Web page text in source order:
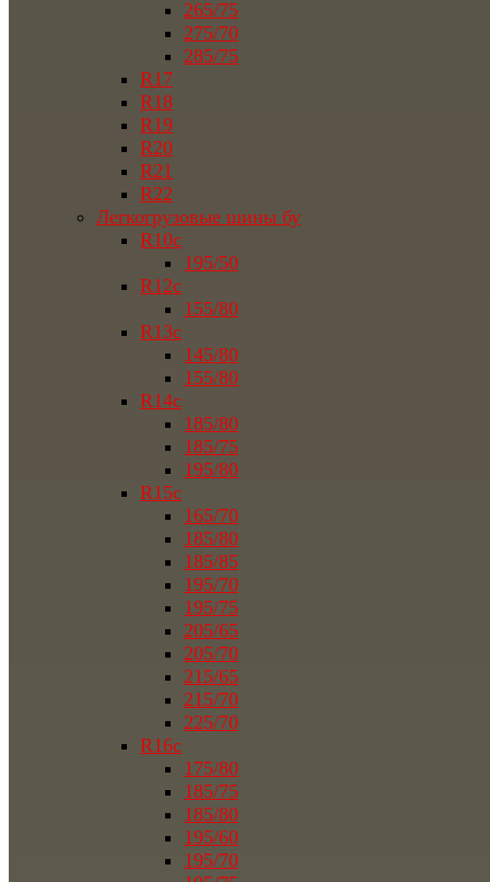
265/75
275/70
285/75
R17
R18
R19
R20
R21
R22
Легкогрузовые шины бу
R10c
195/50
R12c
155/80
R13c
145/80
155/80
R14c
185/80
185/75
195/80
R15c
165/70
185/80
185/85
195/70
195/75
205/65
205/70
215/65
215/70
225/70
R16c
175/80
185/75
185/80
195/60
195/70